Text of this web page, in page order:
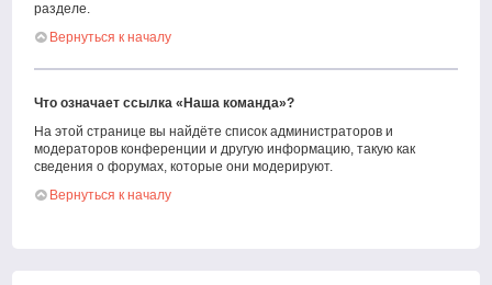
разделе.
Вернуться к началу
Что означает ссылка «Наша команда»?
На этой странице вы найдёте список администраторов и
модераторов конференции и другую информацию, такую как
сведения о форумах, которые они модерируют.
Вернуться к началу